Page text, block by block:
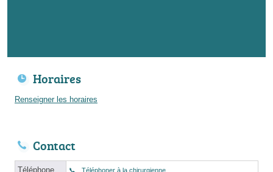
Horaires
Renseigner les horaires
Contact
Téléphone Téléphoner à la chirurgienne